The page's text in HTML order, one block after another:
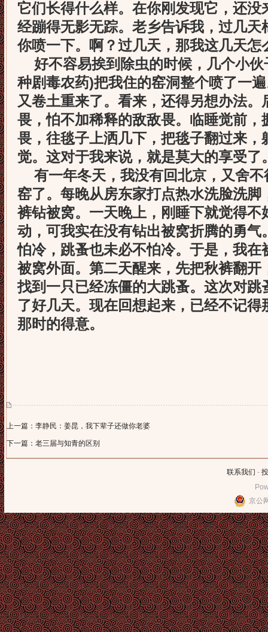
它们长得什么样。在你刚发现它，还
经蹦得无影无踪。老乡告诉我，过几天
你喷一下。啊？过几天，那我这几天怎
好不容易挨到除虫的时候，几个小伙
种剧毒农药)把我住的窑洞整个喷了一
又卷土重来了。看来，还得另想办法
畏，怕不加稀释的敌敌畏。临睡觉前，
畏，往毯子上洒几下，把毯子翻过来
觉。这对于我来说，就是莫大的享受了
有一年冬天，我没有回北京，又舍不
窑了。每晚从房东家打点热水洗脸洗脚
裤钻被窝。一天晚上，刚睡下就觉得不
动，可我实在没有钻出被窝折腾的勇
怕冷，跳蚤也未必不怕冷。于是，我在
被窝外面。第二天醒来，先把秋裤翻开
找到一只已经冻僵的大跳蚤。这次对跳
了好几天。现在回想起来，已经不记
那时的得意。
上一篇：李静民：姜昆，我下辈子还做你老婆
下一篇：老三届与知青的区别
联系我们 -
京公